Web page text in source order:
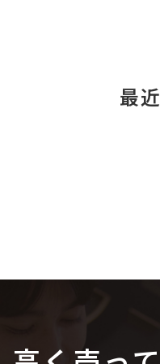
最